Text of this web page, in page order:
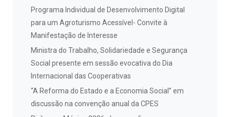
Programa Individual de Desenvolvimento Digital
para um Agroturismo Acessível- Convite à
Manifestação de Interesse
Ministra do Trabalho, Solidariedade e Segurança
Social presente em sessão evocativa do Dia
Internacional das Cooperativas
“A Reforma do Estado e a Economia Social” em
discussão na convenção anual da CPES